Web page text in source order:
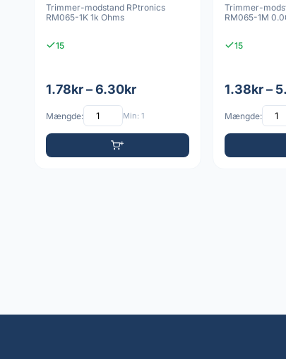
Trimmer-modstand RPtronics
RM065-1K 1k Ohms
15
1.78kr – 6.30kr
Mængde: Min: 1
Trimmer-
RM065-1M
15
1.38kr –
Mængde: